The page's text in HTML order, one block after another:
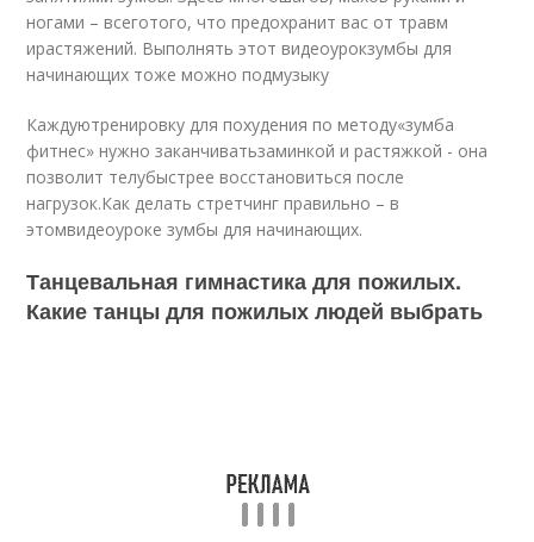
ногами – всеготого, что предохранит вас от травм
ирастяжений. Выполнять этот видеоурокзумбы для
начинающих тоже можно подмузыку
Каждуютренировку для похудения по методу«зумба
фитнес» нужно заканчиватьзаминкой и растяжкой - она
позволит телубыстрее восстановиться после
нагрузок.Как делать стретчинг правильно – в
этомвидеоуроке зумбы для начинающих.
Танцевальная гимнастика для пожилых.
Какие танцы для пожилых людей выбрать